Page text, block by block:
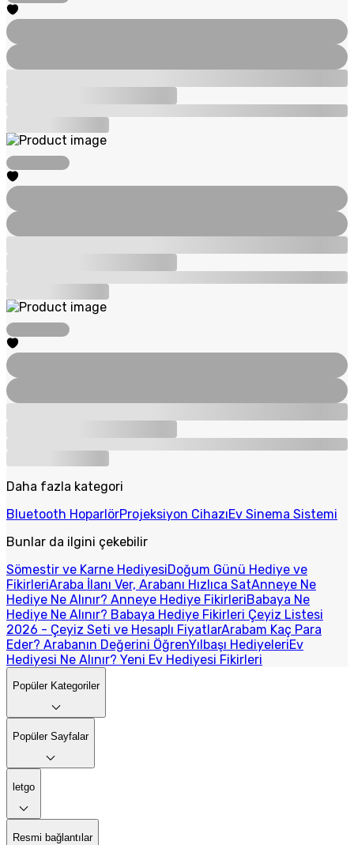
Daha fazla kategori
Bluetooth HoparlörProjeksiyon CihazıEv Sinema Sistemi
Bunlar da ilgini çekebilir
Sömestir ve Karne HediyesiDoğum Günü Hediye ve
FikirleriAraba İlanı Ver, Arabanı Hızlıca SatAnneye Ne
Hediye Ne Alınır? Anneye Hediye FikirleriBabaya Ne
Hediye Ne Alınır? Babaya Hediye Fikirleri Çeyiz Listesi
2026 - Çeyiz Seti ve Hesaplı FiyatlarArabam Kaç Para
Eder? Arabanın Değerini ÖğrenYılbaşı HediyeleriEv
Hediyesi Ne Alınır? Yeni Ev Hediyesi Fikirleri
Popüler Kategoriler
Popüler Sayfalar
letgo
Resmi bağlantılar